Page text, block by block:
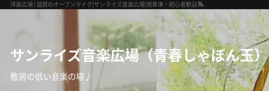
洋楽広場 | 滋賀のオープンマイク|サンライズ音楽広場|南草津・初心者歓迎
サンライズ音楽広場（青春しゃぼん玉）
敷居の低い音楽の場♪